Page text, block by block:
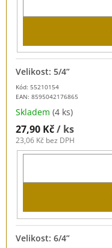
Kód: 55210154
EAN: 8595042176865
Velikost: 5/4”
Skladem (4 ks)
27,90 Kč/ ks
23,06 Kč bez DPH
Velikost: 6/4”